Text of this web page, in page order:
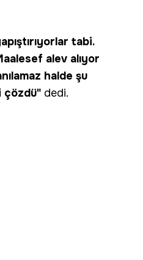
tabi.
alev alıyor
halde şu
çözdü" dedi.